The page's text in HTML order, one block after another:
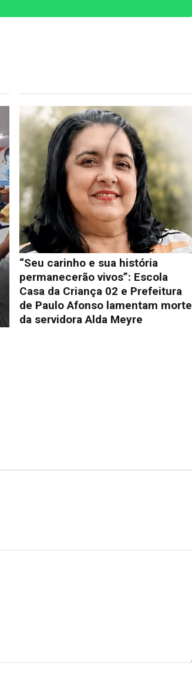
“Seu carinho e sua história
permanecerão vivos”: Escola
Casa da Criança 02 e Prefeitura
de Paulo Afonso lamentam morte
da servidora Alda Meyre